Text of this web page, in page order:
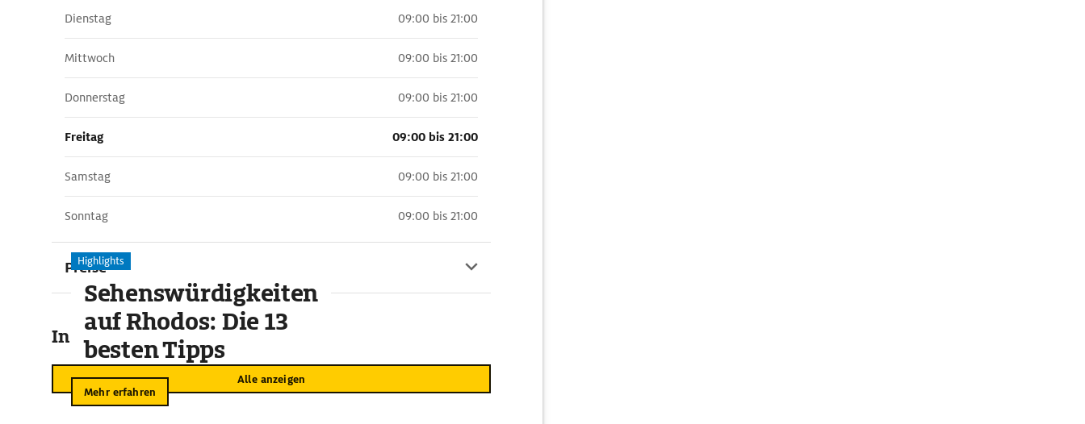
Dienstag 09:00 bis 21:00
Mittwoch 09:00 bis 21:00
Donnerstag 09:00 bis 21:00
Freitag 09:00 bis 21:00
Samstag 09:00 bis 21:00
Sonntag 09:00 bis 21:00
Preise
In der Umgebung
Alle anzeigen
Highlights
Sehenswürdigkeiten
auf Rhodos: Die 13
besten Tipps
Mehr erfahren